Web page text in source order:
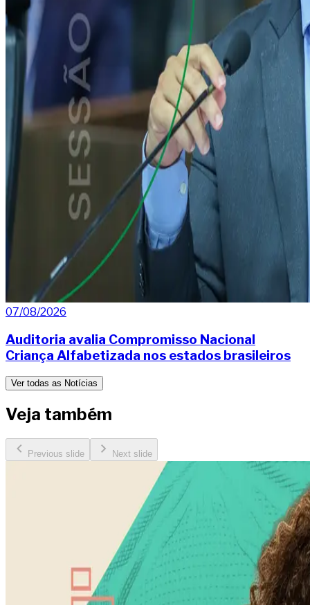
07/08/2026
Auditoria avalia Compromisso Nacional
Criança Alfabetizada nos estados brasileiros
Ver todas as Notícias
Veja também
Previous slide Next slide